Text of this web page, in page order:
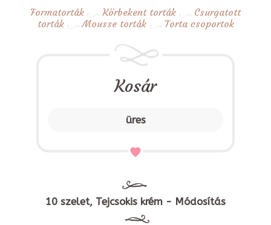
Formatorták Körbekent torták
Csurgatott
torták
Mousse torták Torta csoportok
Kosár
üres
10 szelet, Tejcsokis krém - Módosítás